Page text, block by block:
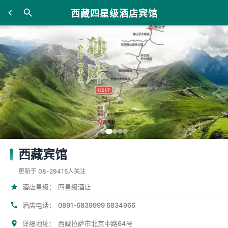
西藏四星级酒店宾馆
西藏宾馆
更新于 08-29415人关注
酒店星级： 四星级酒店
酒店电话： 0891-6839999 6834966
详细地址： 西藏拉萨市北京中路64号